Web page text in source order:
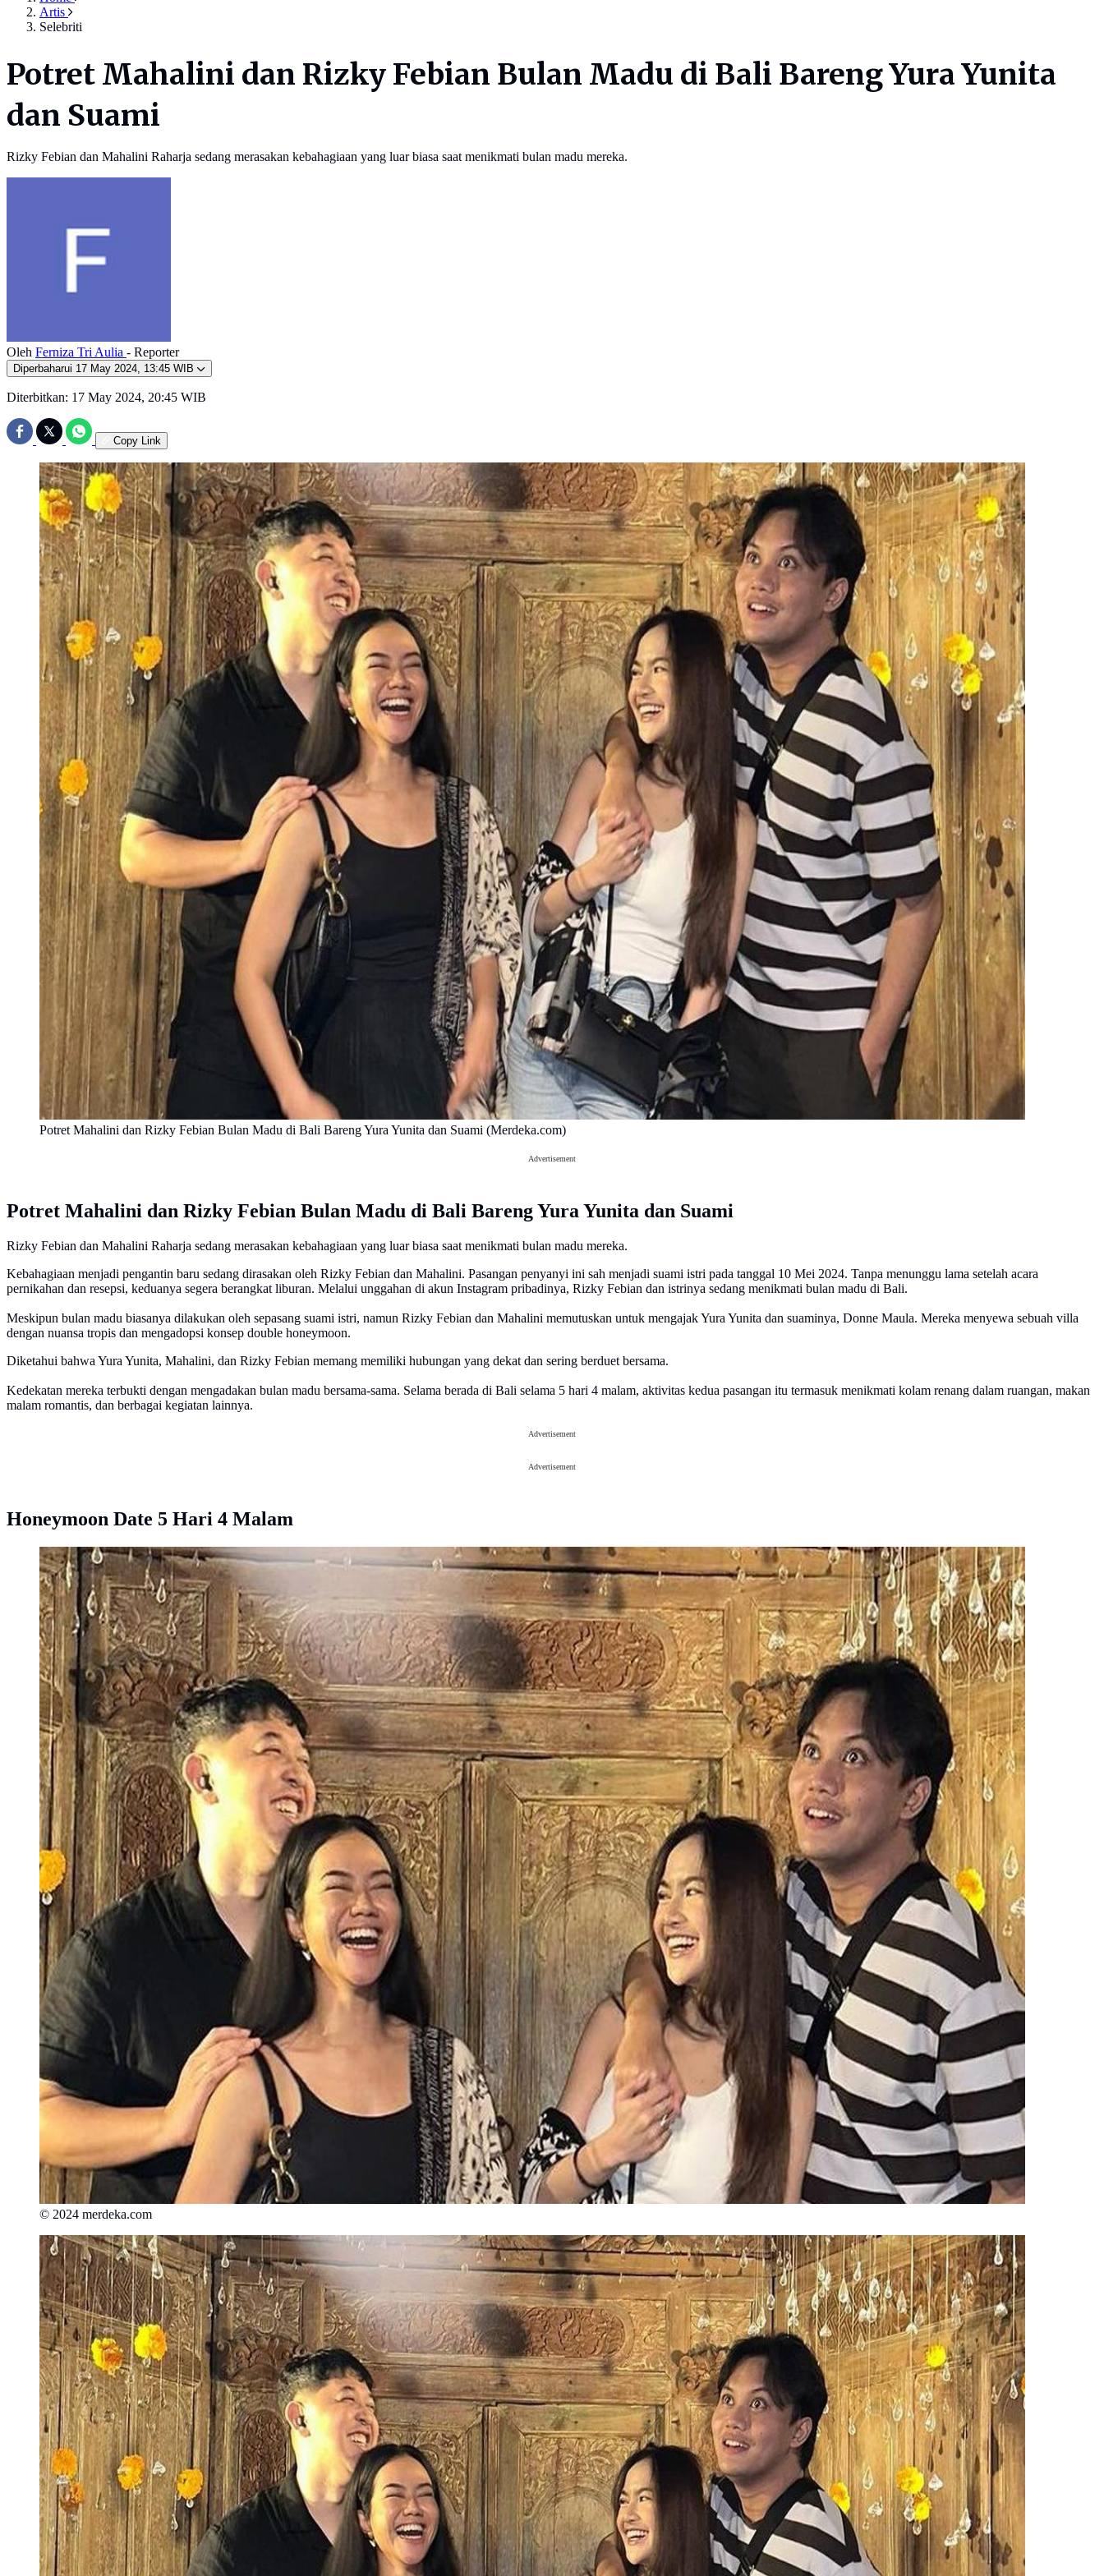
Artis
Selebriti
Potret Mahalini dan Rizky Febian Bulan Madu di Bali Bareng Yura Yunita
dan Suami
Rizky Febian dan Mahalini Raharja sedang merasakan kebahagiaan yang luar biasa saat menikmati bulan madu mereka.
Oleh Ferniza Tri Aulia - Reporter
Diperbaharui 17 May 2024, 13:45 WIB
Diterbitkan: 17 May 2024, 20:45 WIB
Copy Link
Potret Mahalini dan Rizky Febian Bulan Madu di Bali Bareng Yura Yunita dan Suami (Merdeka.com)
Advertisement
Potret Mahalini dan Rizky Febian Bulan Madu di Bali Bareng Yura Yunita dan Suami
Rizky Febian dan Mahalini Raharja sedang merasakan kebahagiaan yang luar biasa saat menikmati bulan madu mereka.
Kebahagiaan menjadi pengantin baru sedang dirasakan oleh Rizky Febian dan Mahalini. Pasangan penyanyi ini sah menjadi suami istri pada tanggal 10 Mei 2024. Tanpa menunggu lama setelah acara
pernikahan dan resepsi, keduanya segera berangkat liburan. Melalui unggahan di akun Instagram pribadinya, Rizky Febian dan istrinya sedang menikmati bulan madu di Bali.
Meskipun bulan madu biasanya dilakukan oleh sepasang suami istri, namun Rizky Febian dan Mahalini memutuskan untuk mengajak Yura Yunita dan suaminya, Donne Maula. Mereka menyewa sebuah villa
dengan nuansa tropis dan mengadopsi konsep double honeymoon.
Diketahui bahwa Yura Yunita, Mahalini, dan Rizky Febian memang memiliki hubungan yang dekat dan sering berduet bersama.
Kedekatan mereka terbukti dengan mengadakan bulan madu bersama-sama. Selama berada di Bali selama 5 hari 4 malam, aktivitas kedua pasangan itu termasuk menikmati kolam renang dalam ruangan, makan
malam romantis, dan berbagai kegiatan lainnya.
Advertisement
Advertisement
Honeymoon Date 5 Hari 4 Malam
© 2024 merdeka.com